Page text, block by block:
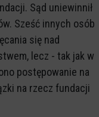
Sąd uniewinnił
Sześć innych osób
się nad
lecz - tak jak w
postępowanie na
na rzecz fundacji